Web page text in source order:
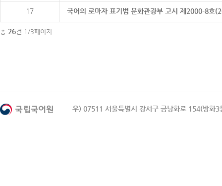
17 국어의 로마자 표기법 문화관광부 고시 제2000-8호
총 26건 1/3페이지
우) 07511 서울특별시 강서구 금낭화로 154(방화3